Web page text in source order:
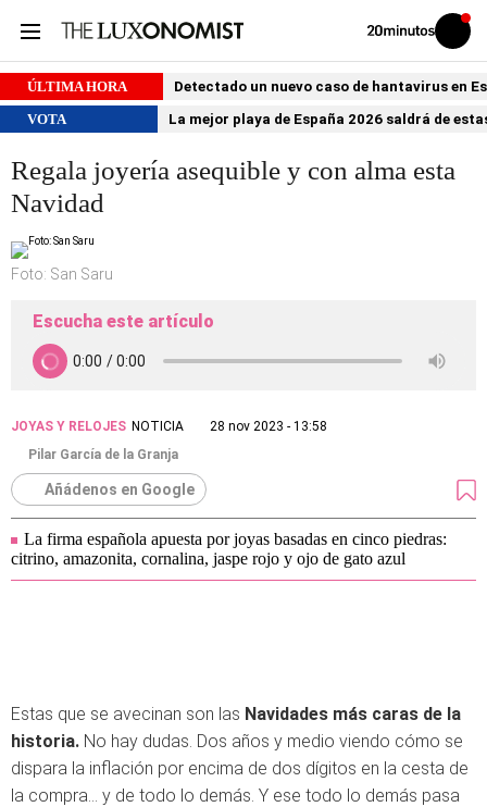
Volver
Iniciar
sesión
ÚLTIMA HORA
Detectado un nuevo caso de hantavirus en
VOTA
La mejor playa de España 2026 saldrá de
Regala joyería asequible y con alma esta
Navidad
Foto: San Saru
Escucha este artículo
JOYAS Y RELOJES NOTICIA
28 nov 2023 - 13:58
Pilar García de la Granja
Añádenos en Google
La firma española apuesta por joyas basadas en cinco piedras:
citrino, amazonita, cornalina, jaspe rojo y ojo de gato azul
Estas que se avecinan son las Navidades más caras de la
historia. No hay dudas. Dos años y medio viendo cómo se
dispara la inflación por encima de dos dígitos en la cesta de
la compra... y de todo lo demás. Y ese todo lo demás pasa